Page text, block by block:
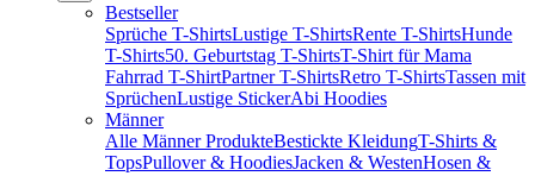
Bestseller
Sprüche T-ShirtsLustige T-ShirtsRente T-ShirtsHunde
T-Shirts50. Geburtstag T-ShirtsT-Shirt für Mama
Fahrrad T-ShirtPartner T-ShirtsRetro T-ShirtsTassen mit
SprüchenLustige StickerAbi Hoodies
Männer
Alle Männer ProdukteBestickte KleidungT-Shirts &
TopsPullover & HoodiesJacken & WestenHosen &